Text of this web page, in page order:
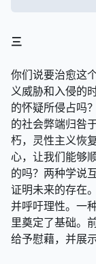
三
你们说要治愈这
义威胁和入侵的
的怀疑所侵占吗
的社会弊端归咎
朽，灵性主义恢
心，让我们能够
的吗？两种学说
证明未来的存在
并呼吁理性。一
里奠定了基础。
给予慰藉，并展